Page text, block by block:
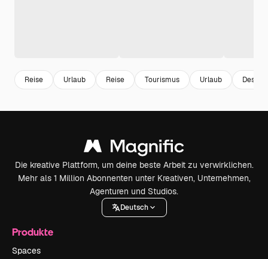
Reise Urlaub Reise Tourismus Urlaub Design
Die kreative Plattform, um deine beste Arbeit zu verwirklichen.
Mehr als 1 Million Abonnenten unter Kreativen, Unternehmen,
Agenturen und Studios.
Deutsch
Produkte
Spaces